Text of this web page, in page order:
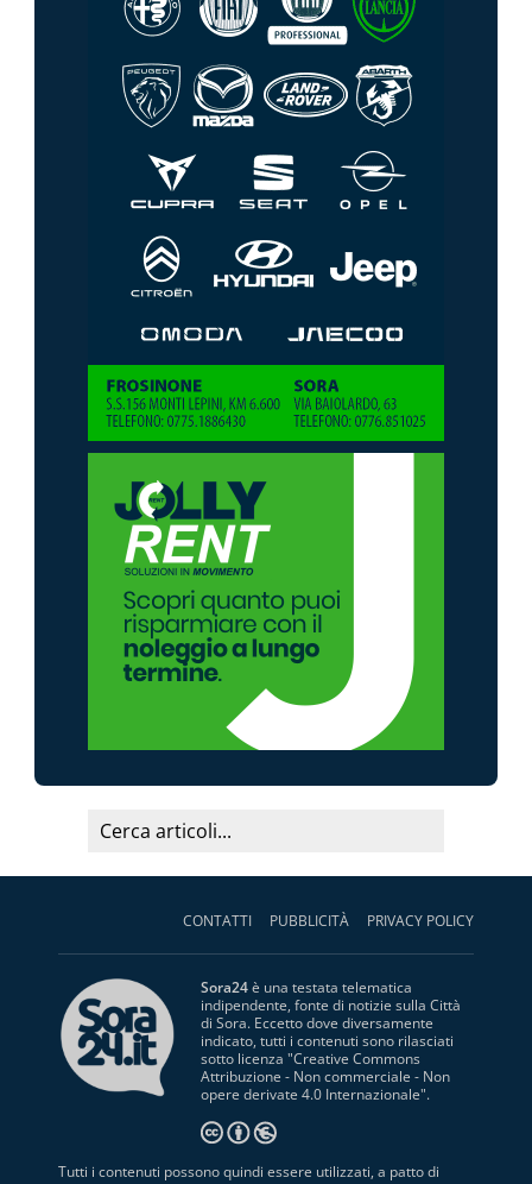
CONTATTI PUBBLICITÀ PRIVACY POLICY
Sora24è una testata telematica
indipendente, fonte di notizie sulla Città
di Sora. Eccetto dove diversamente
indicato, tutti i contenuti sono rilasciati
sotto licenza "Creative Commons
Attribuzione - Non commerciale - Non
opere derivate 4.0 Internazionale".
Tutti i contenuti possono quindi essere utilizzati, a patto di